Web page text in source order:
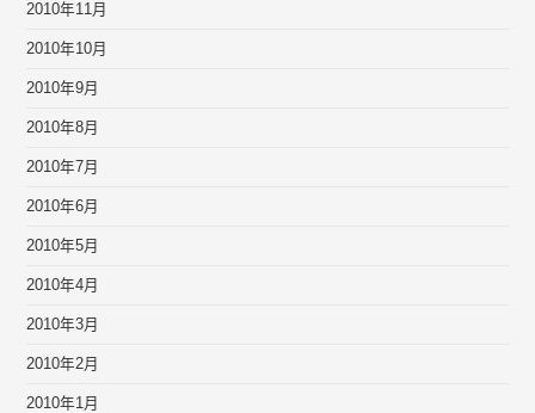
2010年11月
2010年10月
2010年9月
2010年8月
2010年7月
2010年6月
2010年5月
2010年4月
2010年3月
2010年2月
2010年1月